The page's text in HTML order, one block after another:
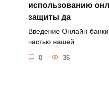
использованию
защиты да
Введение Онлайн-
частью нашей
0 36